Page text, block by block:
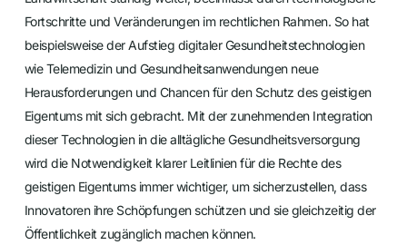
Fortschritte und Veränderungen im rechtlichen Rahmen. So hat
beispielsweise der Aufstieg digitaler Gesundheitstechnologien
wie Telemedizin und Gesundheitsanwendungen neue
Herausforderungen und Chancen für den Schutz des geistigen
Eigentums mit sich gebracht. Mit der zunehmenden Integration
dieser Technologien in die alltägliche Gesundheitsversorgung
wird die Notwendigkeit klarer Leitlinien für die Rechte des
geistigen Eigentums immer wichtiger, um sicherzustellen, dass
Innovatoren ihre Schöpfungen schützen und sie gleichzeitig der
Öffentlichkeit zugänglich machen können.